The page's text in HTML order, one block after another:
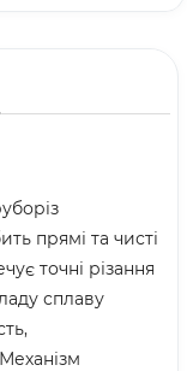
прямі та чисті
точні різання
сплаву